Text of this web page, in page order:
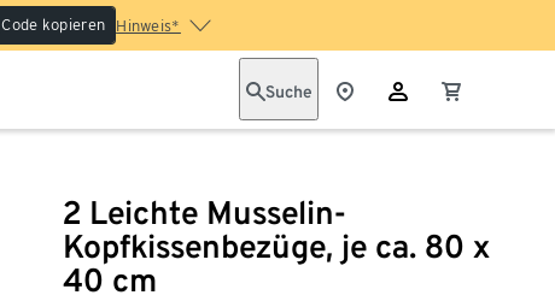
Code kopieren Hinweis*
Suche
2 Leichte Musselin-
Kopfkissenbezüge, je ca. 80 x
40 cm